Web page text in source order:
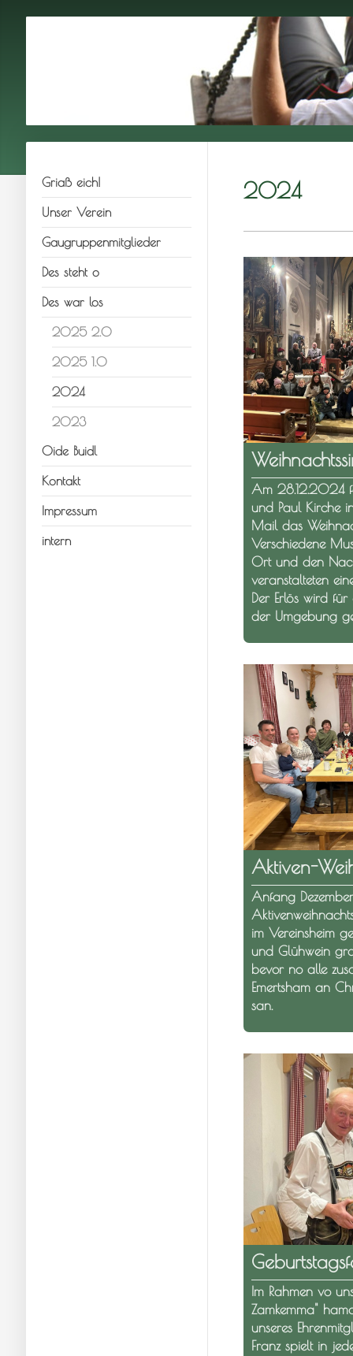
Griaß eich!
Unser Verein
Gaugruppenmitglieder
Des steht o
Des war los
2025 2.0
2025 1.0
2024
2023
Oide Buidl
Kontakt
Impressum
intern
2024
Am 28.12.2024
und Paul Kirche
Mail das
Verschiedene
Ort und den
veranstalteten
Der Erlös wird für
der Umgebung
Aktiven-
Anfang
im Vereinsheim
und Glühwein
bevor no alle
Emertsham an
san.
Im Rahmen vo
Zamkemma"
unseres
Franz spielt in